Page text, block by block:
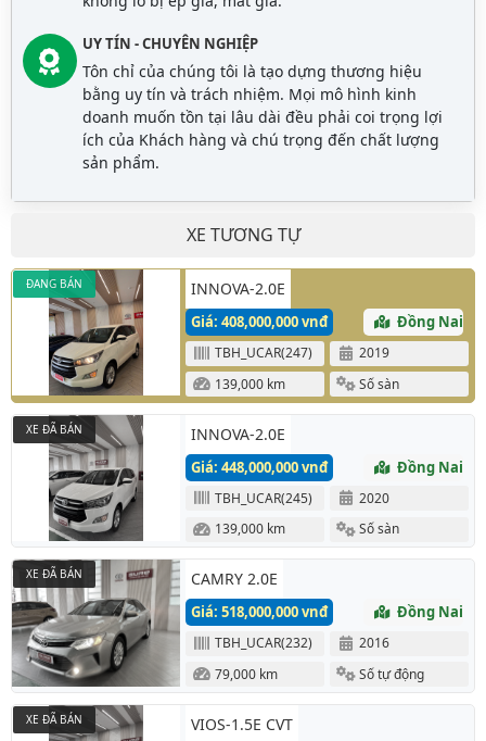
UY TÍN - CHUYÊN NGHIỆP
Tôn chỉ của chúng tôi là tạo dựng thương hiệu
bằng uy tín và trách nhiệm. Mọi mô hình kinh
doanh muốn tồn tại lâu dài đều phải coi trọng lợi
ích của Khách hàng và chú trọng đến chất lượng
sản phẩm.
XE TƯƠNG TỰ
INNOVA-2.0E
Giá: 408,000,000 vnđ Đồng Nai
TBH_UCAR(247)
2019
139,000 km
Số sàn
ĐANG BÁN
INNOVA-2.0E
Giá: 448,000,000 vnđ Đồng Nai
TBH_UCAR(245)
2020
139,000 km
Số sàn
XE ĐÃ BÁN
CAMRY 2.0E
Giá: 518,000,000 vnđ Đồng Nai
TBH_UCAR(232)
2016
79,000 km
Số tự động
XE ĐÃ BÁN
VIOS-1.5E CVT
XE ĐÃ BÁN